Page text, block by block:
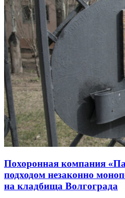
Похоронная компания
подходом незаконно
на кладбища Волгограда